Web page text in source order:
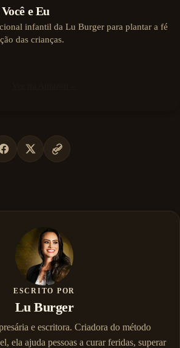
e Eu
infantil da Lu Burger para plantar a fé
das crianças.
ESCRITO POR
Lu Burger
e escritora. Criadora do método
ela ajuda pessoas a curar feridas, superar